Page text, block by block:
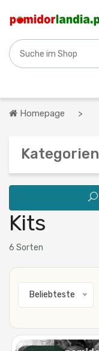
Sorte suchen
Homepage
Kategorien
Kits
6 Sorten
Beliebteste